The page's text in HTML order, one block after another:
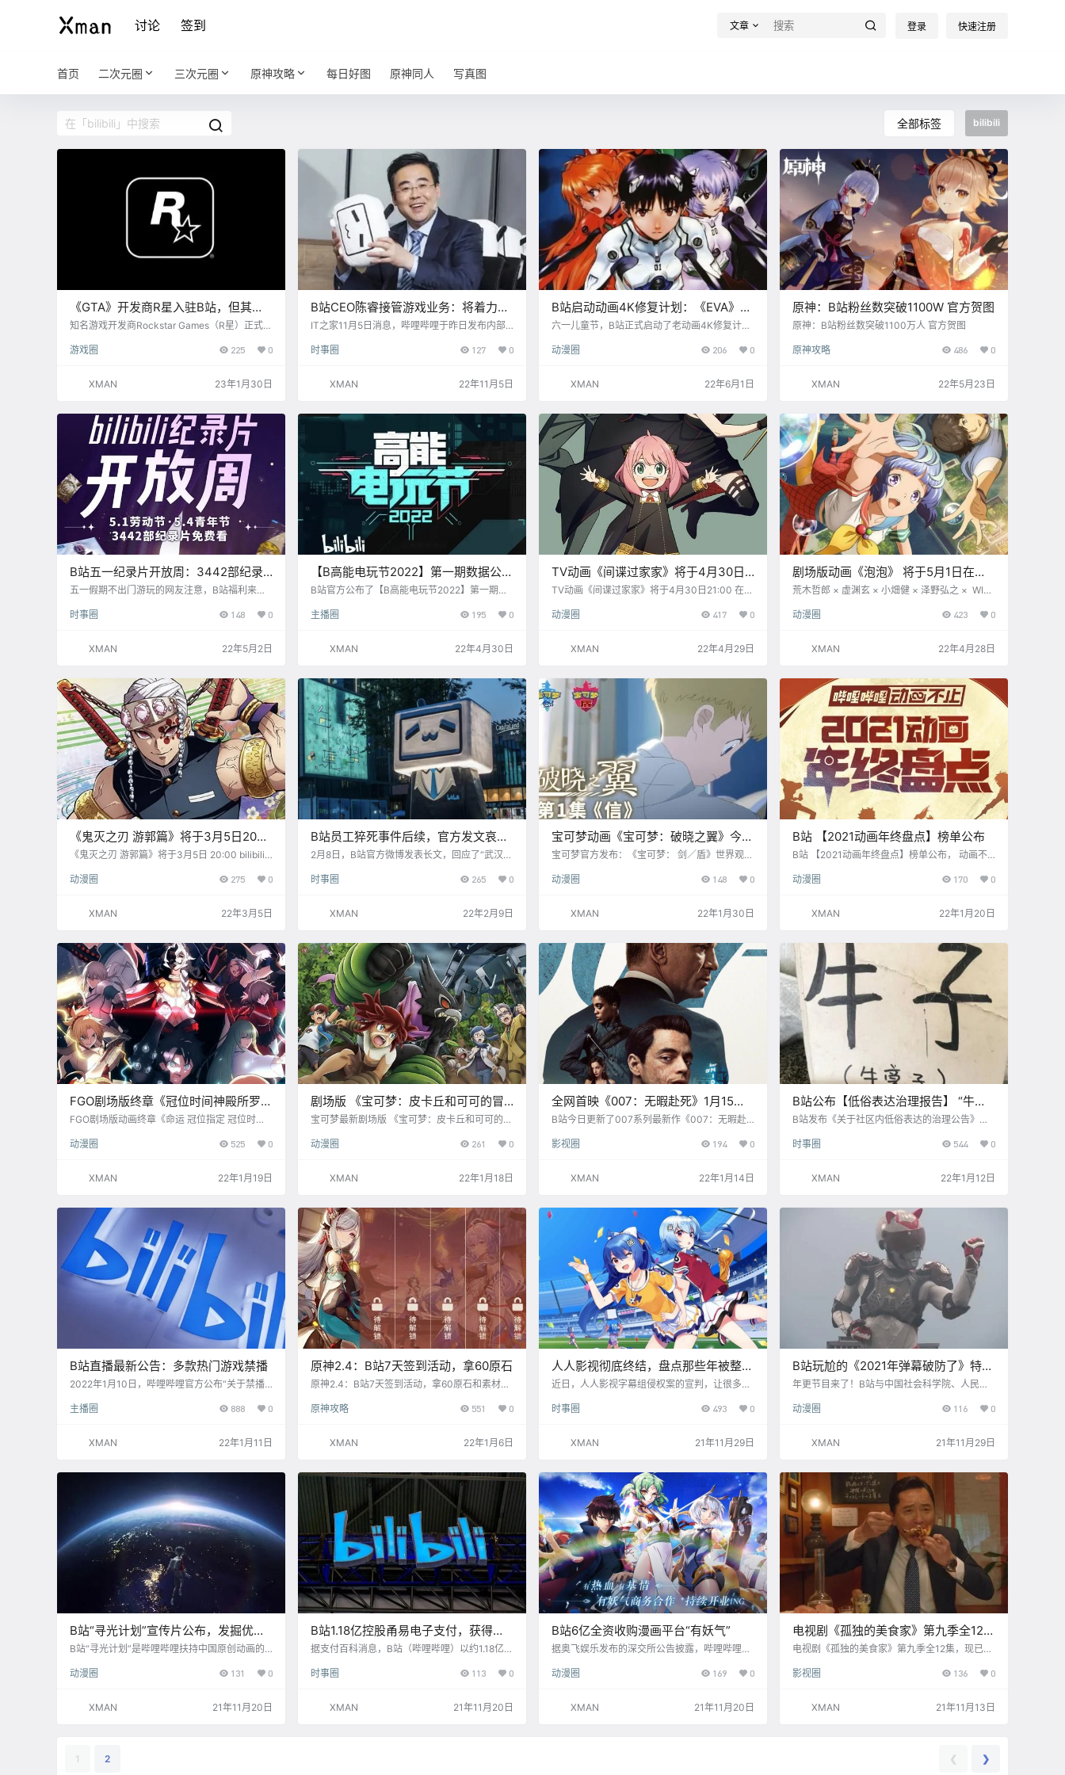
讨论 签到 文章 登录 快速注册
首页 二次元圈 三次元圈 原神攻略 每日好图 原神同人 写真图
全部标签 bilibili
《GTA》开发商R星入驻B站，但其大
部分游戏都在B站禁播名单
知名游戏开发商Rockstar Games（R星）正式入
方号目前只发布了一个《GTA Online》竞技场之
列入B站直播黑名单。
游戏圈 225 0
XMAN 23年1月30日
B站CEO陈睿接管游戏业务：将着力
「自研精品、全球发行」
IT之家11月5日消息，哔哩哔哩于昨日发布内部
陈睿亲自听取游戏业务的汇报，目的是“为了进
进一步加强游戏业务，落实公司「自研精品、全
游戏业务相关团队的汇报线做出如下调整: 1.游戏
发行事业部、游戏合作部、游戏社区部、爱可赛
时事圈 127 0
XMAN 22年11月5日
B站启动动画4K修复计划：《EVA》等
首批25部经典动画已经完成
六一儿童节，B站正式启动了老动画4K修复计
动画进行超清修复。 首批修复完成的作品共计2
LOST CANVAS 冥王神话》等等。 B站内搜索“4
动漫圈 206 0
XMAN 22年6月1日
原神：B站粉丝数突破1100W 官方贺图
原神：B站粉丝数突破1100万人 官方贺图
原神攻略 486 0
XMAN 22年5月23日
B站五一纪录片开放周：3442部纪录
片免费看
五一假期不出门游玩的网友注意，B站福利来
有3442部纪录片免费开放。 5月1日，B站联合
故事计划、一条等40余家媒体宣布，将把每年五
为期七天）定为bilibili纪录片开放周，以便更好
的服务全国劳动者和青年人。…
时事圈 148 0
XMAN 22年5月2日
【B高能电玩节2022】第一期数据公
布，第二期将于7月举办
B站官方公布了【B高能电玩节2022】第一期的
高能电玩节。 高能电玩节2022第一期数据： 39
供独家&全新DEMO 23家媒体参与活动报道 105
2日晚）： 直播弹幕数：9.3万 直播PV：…
主播圈 195 0
XMAN 22年4月30日
TV动画《间谍过家家》将于4月30日
在B站播出
TV动画《间谍过家家》将于4月30日21:00 在哔
真实身份却是王牌间谍； 她，表面上是一枚平平
（×），真实身份却是读心能力者。 而世界和
手里。 2022绝不容错过的间谍喜剧，即将上
线，敬请期待！
动漫圈 417 0
XMAN 22年4月29日
剧场版动画《泡泡》 将于5月1日在
bilibili独家播出
荒木哲郎 × 虚渊玄 × 小畑健 × 泽野弘之 × WIT
泡》 将于2022年5月1日 18:00 bilibili独家播
泡， 东京的重力崩溃了。 失去了供给的东京，
园， 他们还在此展开了于建筑之间纵横跳跃的团
体跑…
动漫圈 423 0
XMAN 22年4月28日
《鬼灭之刃 游郭篇》将于3月5日20点
在B站独家播出
《鬼灭之刃 游郭篇》将于3月5日 20:00 bilibili
始，华丽至极地上吧！随我一起去那个极致华丽
动漫圈 275 0
XMAN 22年3月5日
B站员工猝死事件后续，官方发文哀
悼，并将扩招1000名审核员
2月8日，B站官方微博发表长文，回应了“武汉AI
的逝去。祝愿所有人健康、平安。” B站表示猝死
轮班、值班完成工作。“暮色木心”去世后，相关
的家属表示深深的歉意。 公司已成立专项小组，
于2月7日奔赴武汉，由三位副总裁带队慰问了
员…
时事圈 265 0
XMAN 22年2月9日
宝可梦动画《宝可梦：破晓之翼》今日
起在B站上线
宝可梦官方发布：《宝可梦： 剑／盾》世界观的
天更新1集共7集。 ​
动漫圈 148 0
XMAN 22年1月30日
B站 【2021动画年终盘点】榜单公布
B站 【2021动画年终盘点】榜单公布， 动画不
2、国王排名 3、堀与宫村 4、时光代理人 5、转
动漫圈 170 0
XMAN 22年1月20日
FGO剧场版终章《冠位时间神殿所罗
门》正式上线B站
FGO剧场版动画终章《命运 冠位指定 冠位时间
特异点的大战后，人理存续保障机关迦勒底，终
魔术王所罗门，夺回未来。在开战的前一刻，一
自己将要做出的选择，以及玛修那即将迎来终点
的生命。 即将投身最后一战的藤丸，正在试穿全
新的礼…
动漫圈 525 0
XMAN 22年1月19日
剧场版 《宝可梦：皮卡丘和可可的冒
险》1月20日B站全网首播
宝可梦最新剧场版 《宝可梦：皮卡丘和可可的冒
介： 被宝可梦抚养长大的少年可可。 这个夏
密的规矩守护着，是宝可梦们的乐园。一群顽固
在河边发现了一名被遗弃的人类的孩子。 有只萨
戮德因于心不忍，违反森林的规矩私自给孩子取
名为“可…
动漫圈 261 0
XMAN 22年1月18日
全网首映《007：无暇赴死》1月15日
上线B站
B站今日更新了007系列最新作《007：无暇赴
上线，全网首映。 《007：无暇赴死》是110系
刃出鞘》女主安娜·德·阿玛斯的再度合作，奥斯
作将是丹尼尔·克雷格的“谢幕之作”，在此之后他
将不再饰演詹姆斯·邦德。 《007：无暇…
影视圈 194 0
XMAN 22年1月14日
B站公布【低俗表达治理报告】 “牛
子”、“烧鸡”等词汇违规
B站发布《关于社区内低俗表达的治理公告》，
低俗词汇谐音或歪曲词义的方式，衍生出一些
况，社区将针对低俗类词语进行集中治理。包括
他人等违规使用的方式出现在互动或稿件中。多
次违反社区规则，情节恶劣的账号将会予以封
时事圈 544 0
XMAN 22年1月12日
B站直播最新公告：多款热门游戏禁播
2022年1月10日，哔哩哔哩官方公布“关于禁播
管部门要求禁止直播血腥暴力色情内容的游戏对
单中包含生化危机、如龙、求生之路等数款游戏
主播圈 888 0
XMAN 22年1月11日
原神2.4：B站7天签到活动，拿60原石
原神2.4：B站7天签到活动，拿60原石和素材
原神攻略
551 0
XMAN 22年1月6日
人人影视彻底终结，盘点那些年被整改
的视频网站
近日，人人影视字幕组侵权案的宣判，让很多网
微博账号“人人字幕组分享”也表示，人人影视不
很多朋友都曾经是人人影视的用户。 大家亲眼目
潮的来临，不得不让人感慨时代的变迁。 人人影
视错综复杂的分家(图片来自互联网) 在互联网的
田园时…
时事圈 493 0
XMAN 21年11月29日
B站玩尬的《2021年弹幕破防了》特摄
片风格宣传片
年更节目来了！B站与中国社会科学院、人民文
防了”，表示心理防线被突破后，产生不可抑制
动漫圈 116 0
XMAN 21年11月29日
B站“寻光计划”宣传片公布，发掘优秀
动画人才
B站“寻光计划”是哔哩哔哩扶持中国原创动画的
爱好者，推出胶囊计划、小宇宙计划、原石计
动画制作。 短片通过一个向前奔跑的主角作为整
帮助，到最终作品…
动漫圈 131 0
XMAN 21年11月20日
B站1.18亿控股甬易电子支付，获得支
付拍照
据支付百科消息，B站（哔哩哔哩）以约1.18亿元
（简称甬易支付）65.5%的股权，成为控股方，
样为11796.55万元，甬易支付65.5%的国有股权
时事圈 113 0
XMAN 21年11月20日
B站6亿全资收购漫画平台“有妖气”
据奥飞娱乐发布的深交所公告披露，哔哩哔哩已
本次收购价格为人民币6亿元。公告称，有妖气
画制作、动漫版权运营等。 有妖气成立于2009
动漫圈 169 0
XMAN 21年11月20日
电视剧《孤独的美食家》第九季全12集
现已上线B站
电视剧《孤独的美食家》第九季全12集，现已上
影视圈
136 0
XMAN 21年11月13日
1 2 ❮ ❯